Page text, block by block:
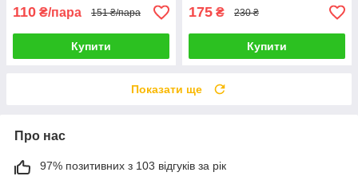
110 ₴/пара 151 ₴/пара
Купити
175 ₴ 230 ₴
Купити
Показати ще
Про нас
97% позитивних з 103 відгуків за рік